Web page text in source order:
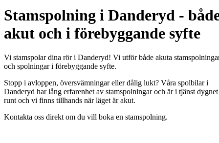
Stamspolning i Danderyd -
akut och i förebyggande syfte
Vi stamspolar dina rör i Danderyd! Vi utför både akuta
och spolningar i förebyggande syfte.
Stopp i avloppen, översvämningar eller dålig lukt? Våra spolbilar i
Danderyd har lång erfarenhet av stamspolningar och är i tjänst dygnet
runt och vi finns tillhands när läget är akut.
Kontakta oss direkt om du vill boka en stamspolning.